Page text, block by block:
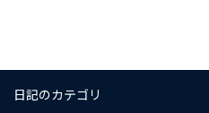
日記のカテゴリ